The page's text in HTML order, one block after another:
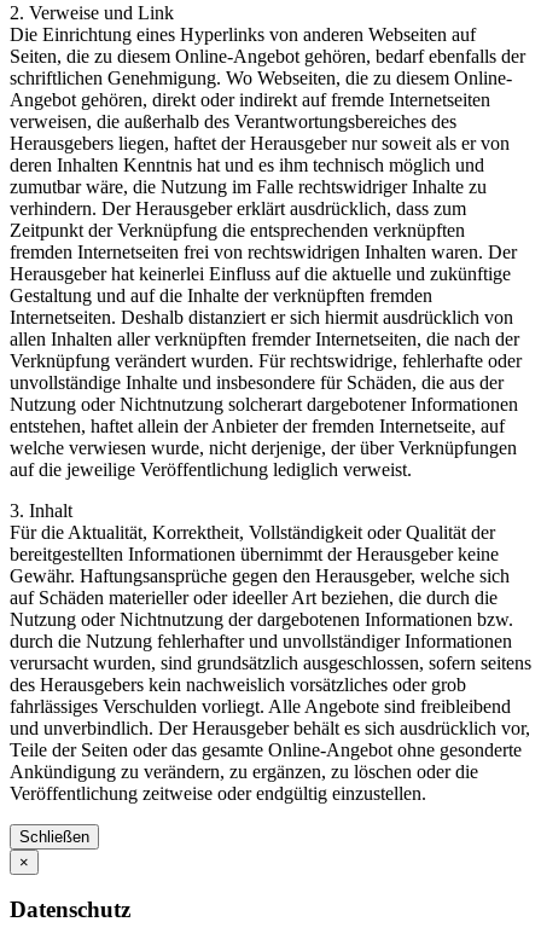
2. Verweise und Link
Die Einrichtung eines Hyperlinks von anderen Webseiten auf
Seiten, die zu diesem Online-Angebot gehören, bedarf ebenfalls der
schriftlichen Genehmigung. Wo Webseiten, die zu diesem Online-
Angebot gehören, direkt oder indirekt auf fremde Internetseiten
verweisen, die außerhalb des Verantwortungsbereiches des
Herausgebers liegen, haftet der Herausgeber nur soweit als er von
deren Inhalten Kenntnis hat und es ihm technisch möglich und
zumutbar wäre, die Nutzung im Falle rechtswidriger Inhalte zu
verhindern. Der Herausgeber erklärt ausdrücklich, dass zum
Zeitpunkt der Verknüpfung die entsprechenden verknüpften
fremden Internetseiten frei von rechtswidrigen Inhalten waren. Der
Herausgeber hat keinerlei Einfluss auf die aktuelle und zukünftige
Gestaltung und auf die Inhalte der verknüpften fremden
Internetseiten. Deshalb distanziert er sich hiermit ausdrücklich von
allen Inhalten aller verknüpften fremder Internetseiten, die nach der
Verknüpfung verändert wurden. Für rechtswidrige, fehlerhafte oder
unvollständige Inhalte und insbesondere für Schäden, die aus der
Nutzung oder Nichtnutzung solcherart dargebotener Informationen
entstehen, haftet allein der Anbieter der fremden Internetseite, auf
welche verwiesen wurde, nicht derjenige, der über Verknüpfungen
auf die jeweilige Veröffentlichung lediglich verweist.
3. Inhalt
Für die Aktualität, Korrektheit, Vollständigkeit oder Qualität der
bereitgestellten Informationen übernimmt der Herausgeber keine
Gewähr. Haftungsansprüche gegen den Herausgeber, welche sich
auf Schäden materieller oder ideeller Art beziehen, die durch die
Nutzung oder Nichtnutzung der dargebotenen Informationen bzw.
durch die Nutzung fehlerhafter und unvollständiger Informationen
verursacht wurden, sind grundsätzlich ausgeschlossen, sofern seitens
des Herausgebers kein nachweislich vorsätzliches oder grob
fahrlässiges Verschulden vorliegt. Alle Angebote sind freibleibend
und unverbindlich. Der Herausgeber behält es sich ausdrücklich vor,
Teile der Seiten oder das gesamte Online-Angebot ohne gesonderte
Ankündigung zu verändern, zu ergänzen, zu löschen oder die
Veröffentlichung zeitweise oder endgültig einzustellen.
Schließen
×
Datenschutz